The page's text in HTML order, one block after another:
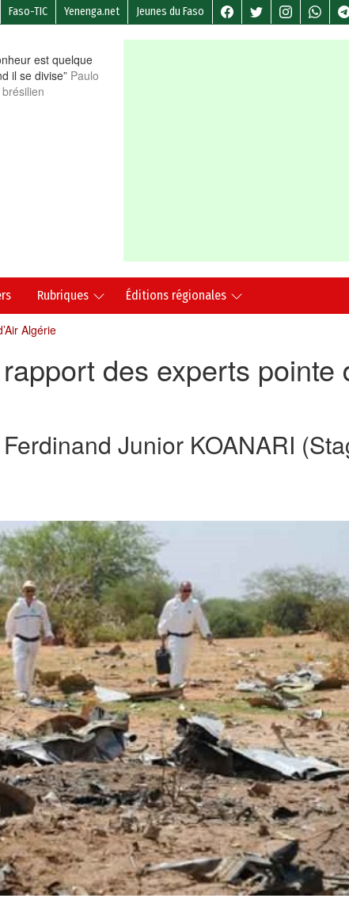
Faso-TIC Yenenga.net Jeunes du Faso
est quelque
il se divise” Paulo
Rubriques Éditions régionales
Algérie
des experts
Junior KOANARI